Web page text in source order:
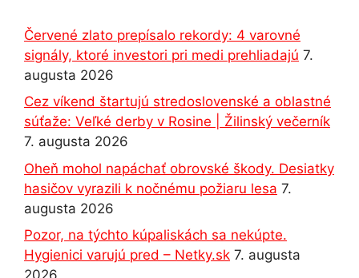
Červené zlato prepísalo rekordy: 4 varovné
signály, ktoré investori pri medi prehliadajú 7.
augusta 2026
Cez víkend štartujú stredoslovenské a oblastné
súťaže: Veľké derby v Rosine | Žilinský večerník
7. augusta 2026
Oheň mohol napáchať obrovské škody. Desiatky
hasičov vyrazili k nočnému požiaru lesa 7.
augusta 2026
Pozor, na týchto kúpaliskách sa nekúpte.
Hygienici varujú pred – Netky.sk 7. augusta